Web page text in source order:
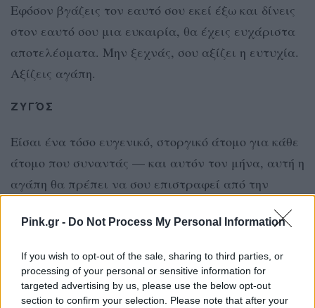
Pink.gr - Do Not Process My Personal Information
If you wish to opt-out of the sale, sharing to third parties, or
processing of your personal or sensitive information for
targeted advertising by us, please use the below opt-out
section to confirm your selection. Please note that after your
Εφόσον βγάζεις τον εαυτό σου εκεί έξω και δίνεις
στον εαυτό σου μια ευκαιρία, θα έχεις ευχάριστα
αποτελέσματα. Μην ξεχνάς, σου αξίζει η ευτυχία.
Αξίζεις αγάπη.
ΖΥΓΌΣ
Είσαι ένα τόσο ευγενικό, στοργικό άτομο για κάθε
άτομο που συναντάς — και αυτόν τον μήνα, αυτή η
αγάπη θα πρέπει να σου επιστραφεί από την
Ζυγοί όμως προσέξτε, παρόλο που μερικοί
υπάρχουν άνθρωποι εκεί έξω που θα εκτιμήσουν
πόσα έχετε να προσφέρετε και δεν θα τολμούσαν